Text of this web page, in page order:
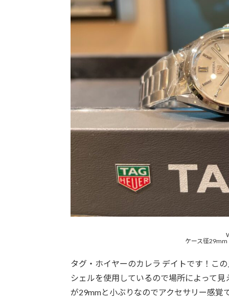
ケース径
タグ・ホイヤーのカレラ デイトです！こ
シェルを使用しているので場所によって
が29mmと小ぶりなのでアクセサリー感